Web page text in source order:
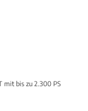
mit bis zu 2.300 PS